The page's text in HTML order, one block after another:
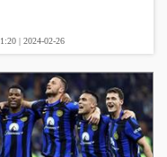
2024-02-26 | 01:20 ص